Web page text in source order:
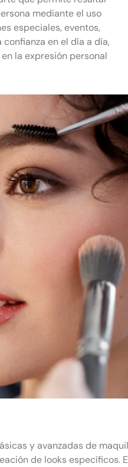
mediante el uso
especiales, eventos,
en el día a día,
la expresión personal
y avanzadas de
de looks específicos.